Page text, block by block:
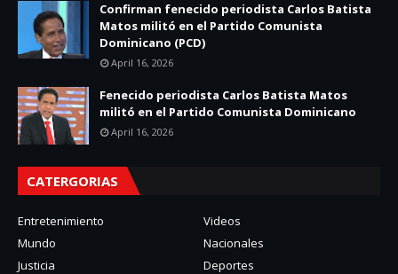
Confirman fenecido periodista Carlos Batista
Matos militó en el Partido Comunista
Dominicano (PCD)
April 16, 2026
Fenecido periodista Carlos Batista Matos
militó en el Partido Comunista Dominicano
April 16, 2026
CATERGORIAS
Entretenimiento
Videos
Mundo
Nacionales
Justicia
Deportes